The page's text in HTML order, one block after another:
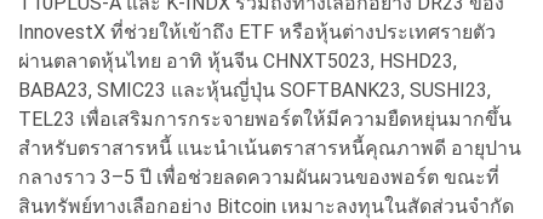
InnovestX ที่ช่วยให้เข้าถึง ETF หรือหุ้นต่างประเทศรายตัว
ผ่านตลาดหุ้นไทย อาทิ หุ้นจีน CHNXT5023, HSHD23,
BABA23, SMIC23 และหุ้นญี่ปุ่น SOFTBANK23, SUSHI23,
TEL23 เพื่อเสริมการกระจายพอร์ตให้มีความยืดหยุ่นมากขึ้น
สำหรับตราสารหนี้ แนะนำเน้นตราสารหนี้คุณภาพดี อายุปาน
กลางราว 3–5 ปี เพื่อช่วยลดความผันผวนของพอร์ต ขณะที่
สินทรัพย์ทางเลือกอย่าง Bitcoin เหมาะลงทุนในสัดส่วนจำกัด